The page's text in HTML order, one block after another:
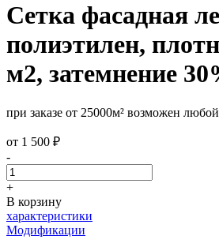
Сетка фасадная
полиэтилен,
м2, затемнение
при заказе от 25000м² возможен
от 1 500 ₽
-
+
В корзину
характеристики
Модификации